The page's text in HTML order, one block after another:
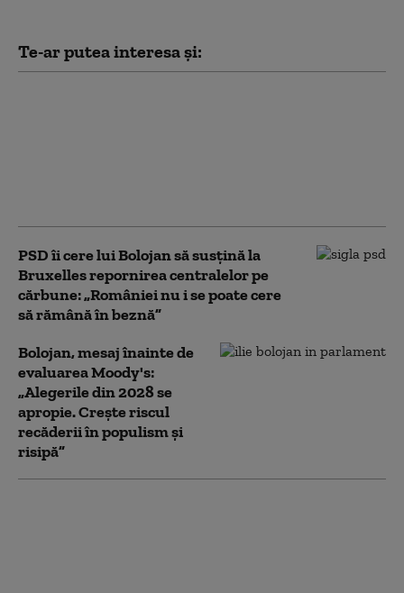
Te-ar putea interesa și:
PSD îi cere lui Bolojan să susțină la
Bruxelles repornirea centralelor pe
cărbune: „României nu i se poate cere
să rămână în beznă”
Bolojan, mesaj înainte de
evaluarea Moody's:
„Alegerile din 2028 se
apropie. Crește riscul
recăderii în populism și
risipă”